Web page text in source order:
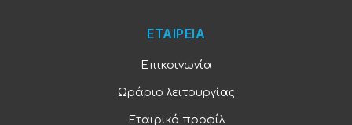
ΕΤΑΙΡΕΙΑ
Επικοινωνία
Ωράριο λειτουργίας
Εταιρικό προφίλ